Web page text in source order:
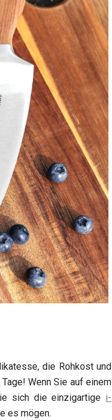
die Rohkost und
Wenn Sie auf einem
sich die einzigartige i-
es mögen.